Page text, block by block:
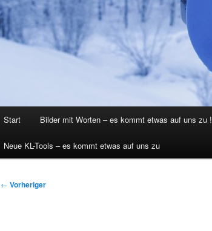
Start Bilder mit Worten – es kommt etwas auf uns zu !
Neue KL-Tools – es kommt etwas auf uns zu
Beitragsnavigation
← Vorheriger